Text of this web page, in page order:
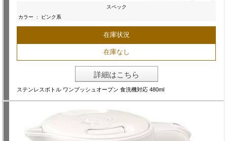
スペック
カラー
: ピンク系
在庫状況
在庫なし
詳細はこちら
ステンレスボトル ワンプッシュオープン 食洗機対応 480ml